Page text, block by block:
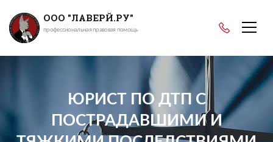
ООО "ЛАВЕРЙ.РУ"
профессиональная правовая помощь
ЮРИСТ ПО ДТП С
ПОСТРАДАВШИМИ И